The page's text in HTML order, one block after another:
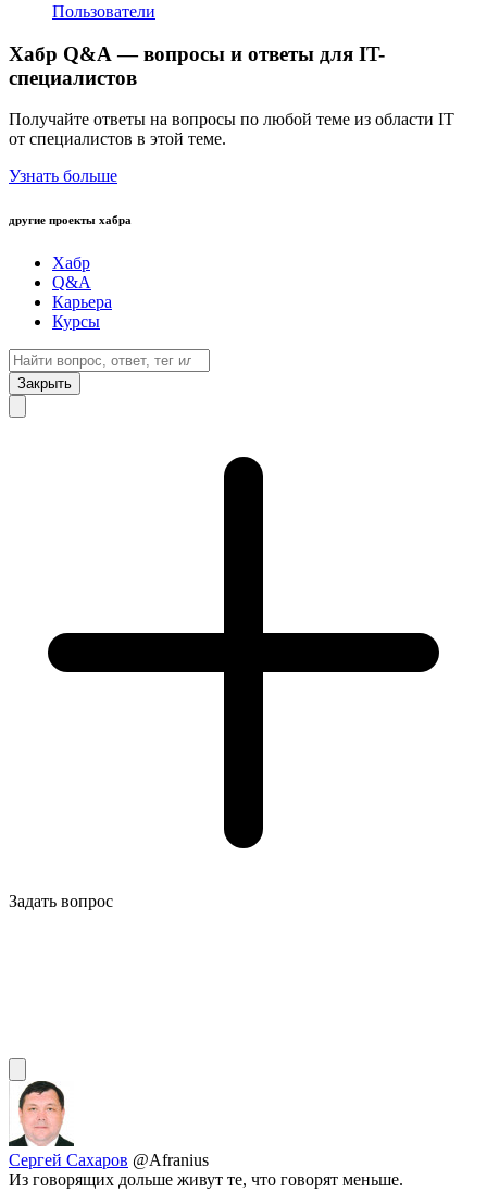
Пользователи
Хабр Q&A — вопросы и ответы для IT-
специалистов
Получайте ответы на вопросы по любой теме из области IT
от специалистов в этой теме.
Узнать больше
другие проекты хабра
Хабр
Q&A
Карьера
Курсы
Закрыть
Задать вопрос
Сергей Сахаров @Afranius
Из говорящих дольше живут те, что говорят меньше.